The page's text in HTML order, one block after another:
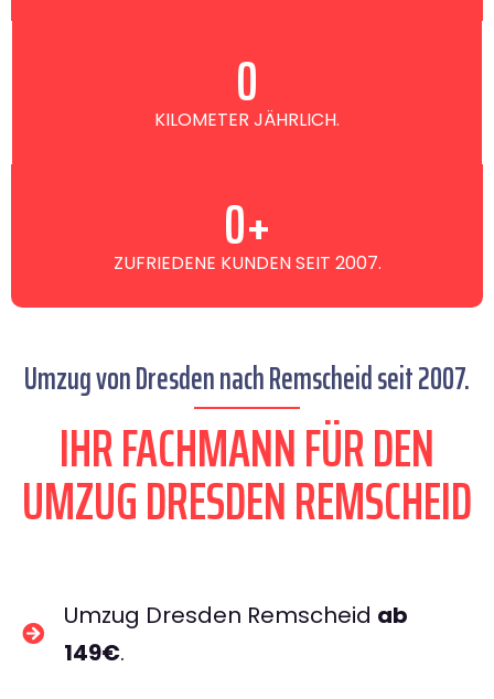
KILOMETER JÄHRLICH.
0
ZUFRIEDENE KUNDEN SEIT 2007.
0+
Umzug von Dresden nach Remscheid seit 2007.
IHR FACHMANN FÜR DEN
UMZUG DRESDEN REMSCHEID
Umzug Dresden Remscheid ab
149€.